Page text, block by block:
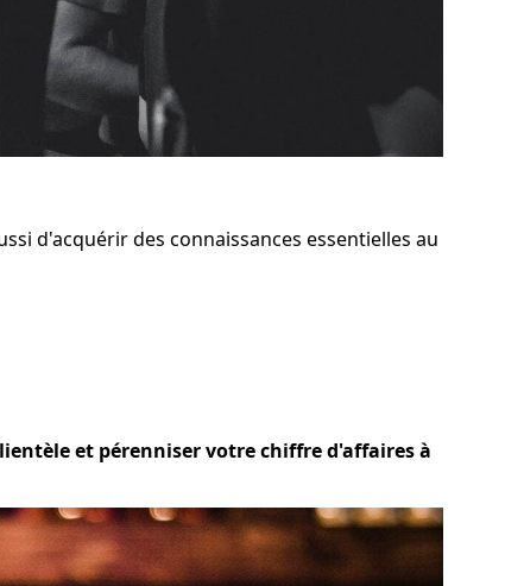
d'acquérir des connaissances essentielles au
et pérenniser votre chiffre d'affaires à